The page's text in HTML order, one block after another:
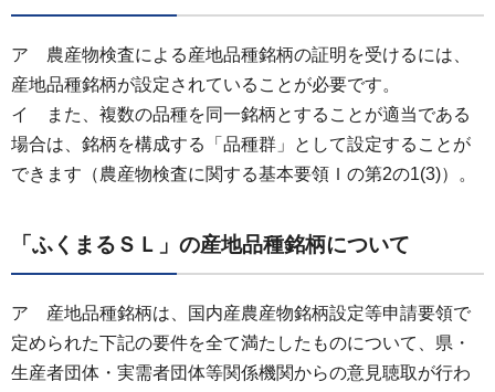
ア 農産物検査による産地品種銘柄の証明を受けるには、
産地品種銘柄が設定されていることが必要です。
イ また、複数の品種を同一銘柄とすることが適当である
場合は、銘柄を構成する「品種群」として設定することが
できます（農産物検査に関する基本要領Ｉの第2の1(3)）。
「ふくまるＳＬ」の産地品種銘柄について
ア 産地品種銘柄は、国内産農産物銘柄設定等申請要領で
定められた下記の要件を全て満たしたものについて、県・
生産者団体・実需者団体等関係機関からの意見聴取が行わ